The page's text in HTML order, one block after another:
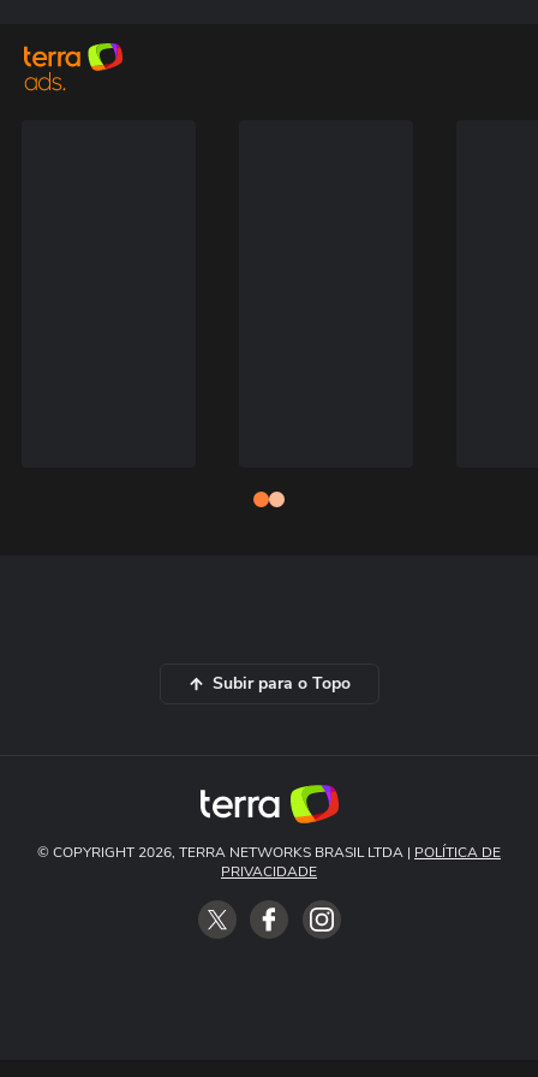
Subir para o Topo
© COPYRIGHT 2026, TERRA NETWORKS BRASIL LTDA | POLÍTICA DE
PRIVACIDADE